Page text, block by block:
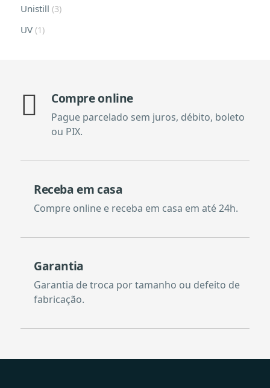
Unistill (3)
UV (1)
Compre online
Pague parcelado sem juros, débito, boleto
ou PIX.
Receba em casa
Compre online e receba em casa em até 24h.
Garantia
Garantia de troca por tamanho ou defeito de
fabricação.